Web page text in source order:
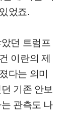
었죠.
던 트럼프
이란의 제
다는 의미
기존 안보
관측도 나